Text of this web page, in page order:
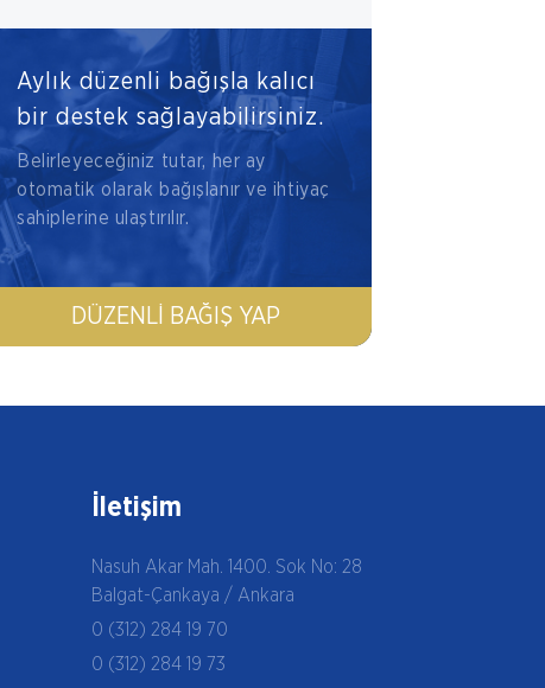
Aylık düzenli bağışla kalıcı
bir destek sağlayabilirsiniz.
Belirleyeceğiniz tutar, her ay
otomatik olarak bağışlanır ve ihtiyaç
sahiplerine ulaştırılır.
DÜZENLI BAĞIŞ YAP
İletişim
Nasuh Akar Mah. 1400. Sok No: 28
Balgat-Çankaya / Ankara
0 (312) 284 19 70
0 (312) 284 19 73